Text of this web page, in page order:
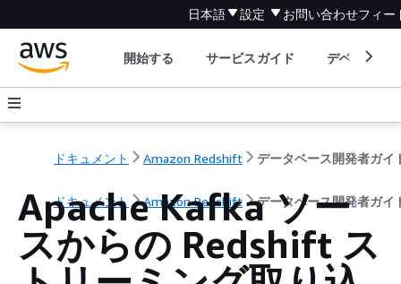
日本語 設定 お問い合わせフィー
開始する サービスガイド デベロッパ
ドキュメント Amazon Redshift データベース開発者ガイ
ドキュメント Amazon Redshift データベース開発者ガイ
Apache Kafka ソー
スからの Redshift ス